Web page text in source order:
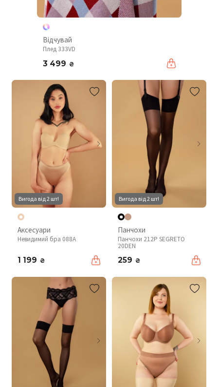
Відчувай
Плед 333VD
3 499 ₴
Вигода від 2 шт!
Аксесуари
Невидимий бра 088A
1 199 ₴
Вигода від 2 шт!
Панчохи
Панчохи 212P SEGRETO
20DEN
259 ₴